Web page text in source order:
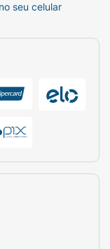
seu celular